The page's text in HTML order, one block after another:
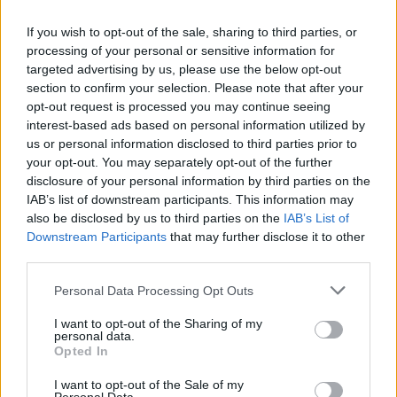
If you wish to opt-out of the sale, sharing to third parties, or
processing of your personal or sensitive information for
targeted advertising by us, please use the below opt-out
section to confirm your selection. Please note that after your
opt-out request is processed you may continue seeing
interest-based ads based on personal information utilized by
us or personal information disclosed to third parties prior to
your opt-out. You may separately opt-out of the further
disclosure of your personal information by third parties on the
IAB’s list of downstream participants. This information may
also be disclosed by us to third parties on the IAB’s List of
Downstream Participants that may further disclose it to other
Please note that this website/app uses one or more Google
not limited to your visit or usage behaviour. You may click to
grant or deny consent to Google and its third-party tags to
use your data for below specified purposes in below Google
consent section.
Personal Data Processing Opt Outs
I want to opt-out of the Sharing of my
personal data.
Opted In
I want to opt-out of the Sale of my
controlar o peso.
Adicionar kimchi às suas refeições torna-as mais
saborosas. Também adiciona nutrientes
importantes sem calorias extra. Isto torna-a uma
boa escolha para quem procura comer menos mas
manter-se saudável.
Apoiar a Saúde do Coração com
Kimchi
adição saborosa a qualquer refeição. Comer kimchi
regularmente pode ajudar a manter os níveis de
colesterol sob controlo.
fermentados e especiarias do kimchi faz bem ao